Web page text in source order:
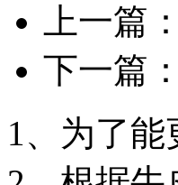
上一篇：
下一篇：
1、为了